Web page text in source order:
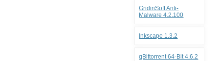
GridinSoft Anti-
Malware 4.2.100
Inkscape 1.3.2
qBittorrent 64-Bit 4.6.2